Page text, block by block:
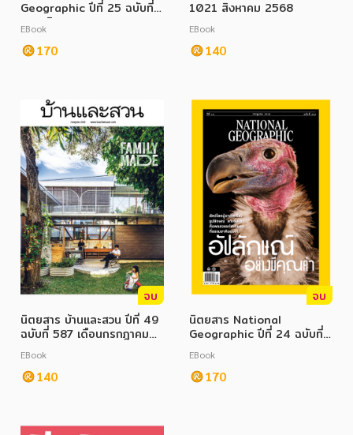
Geographic ปีที่ 25 ฉบับที่
289 สิงหาคม 2568
EBook
170
1021 สิงหาคม 2568
EBook
140
จบ
นิตยสาร บ้านและสวน ปีที่ 49
ฉบับที่ 587 เดือนกรกฎาคม
2568
EBook
140
จบ
นิตยสาร National
Geographic ปีที่ 24 ฉบับที่
288 กรกฎาคม 2568
EBook
170